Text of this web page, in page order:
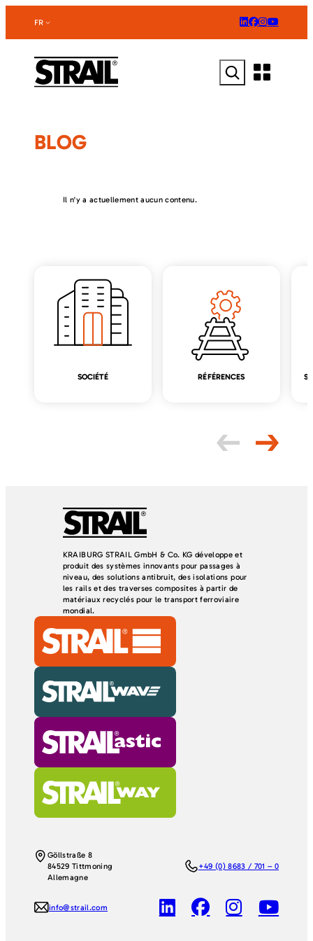
FR
Rechercher
BLOG
Il n'y a actuellement aucun contenu.
SOCIÉTÉ RÉFÉRENCES
KRAIBURG STRAIL GmbH & Co. KG développe et
produit des systèmes innovants pour passages à
niveau, des solutions antibruit, des isolations pour
les rails et des traverses composites à partir de
matériaux recyclés pour le transport ferroviaire
mondial.
Göllstraße 8
84529 Tittmoning
Allemagne
+49 (0) 8683 / 701 – 0
info@strail.com